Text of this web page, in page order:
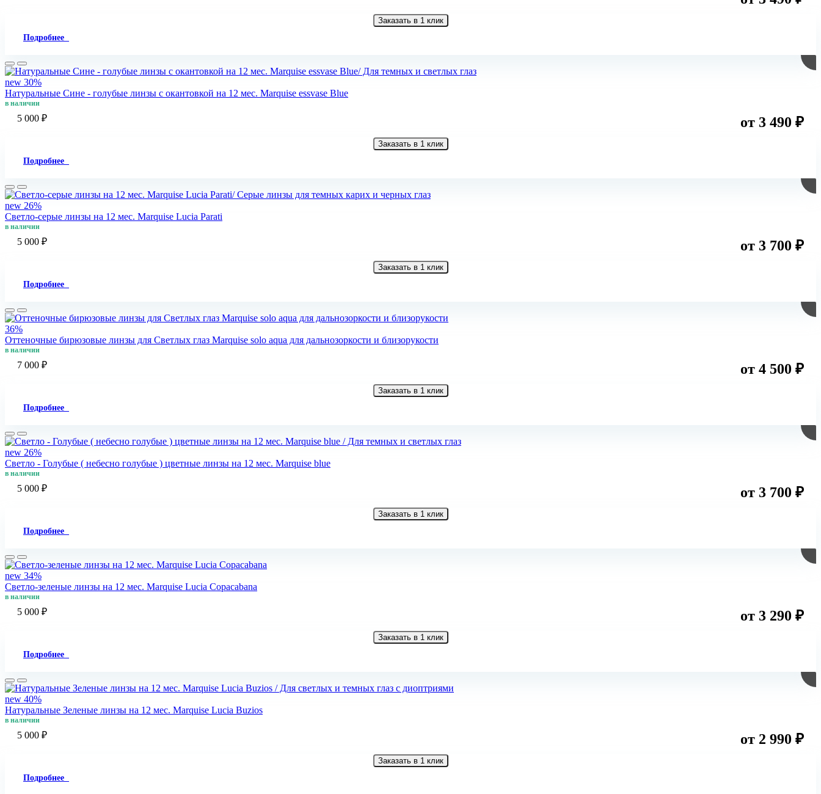
Заказать в 1 клик
Подробнее
new 30%
Натуральные Сине - голубые линзы c окантовкой на 12 мес. Marquise essvase Blue
в наличии
5 000 ₽ от 3 490 ₽
Заказать в 1 клик
Подробнее
new 26%
Светло-серые линзы на 12 мес. Marquise Lucia Parati
в наличии
5 000 ₽ от 3 700 ₽
Заказать в 1 клик
Подробнее
36%
Оттеночные бирюзовые линзы для Светлых глаз Marquise solo aqua для дальнозоркости и близорукости
в наличии
7 000 ₽ от 4 500 ₽
Заказать в 1 клик
Подробнее
new 26%
Светло - Голубые ( небесно голубые ) цветные линзы на 12 мес. Marquise blue
в наличии
5 000 ₽ от 3 700 ₽
Заказать в 1 клик
Подробнее
new 34%
Светло-зеленые линзы на 12 мес. Marquise Lucia Copacabana
в наличии
5 000 ₽ от 3 290 ₽
Заказать в 1 клик
Подробнее
new 40%
Натуральные Зеленые линзы на 12 мес. Marquise Lucia Buzios
в наличии
5 000 ₽ от 2 990 ₽
Заказать в 1 клик
Подробнее